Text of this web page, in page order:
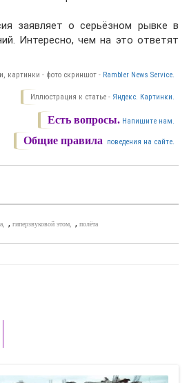
заявляет о серьёзном рывке в
Интересно, чем на это ответят
картинки - фото скриншот - Rambler News Service.
Иллюстрация к статье - Яндекс. Картинки.
Есть вопросы. Напишите нам.
Общие правила поведения на сайте.
, гиперзвуковой этом , полёта